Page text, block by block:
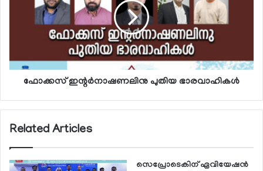
ഫോക്കസ് ഇന്റര്‍നാഷണലിനു പുതിയ ഭാരവാഹികള്‍
Related Articles
സെപ്രോടെകിന് ഏവിയേഷന്‍